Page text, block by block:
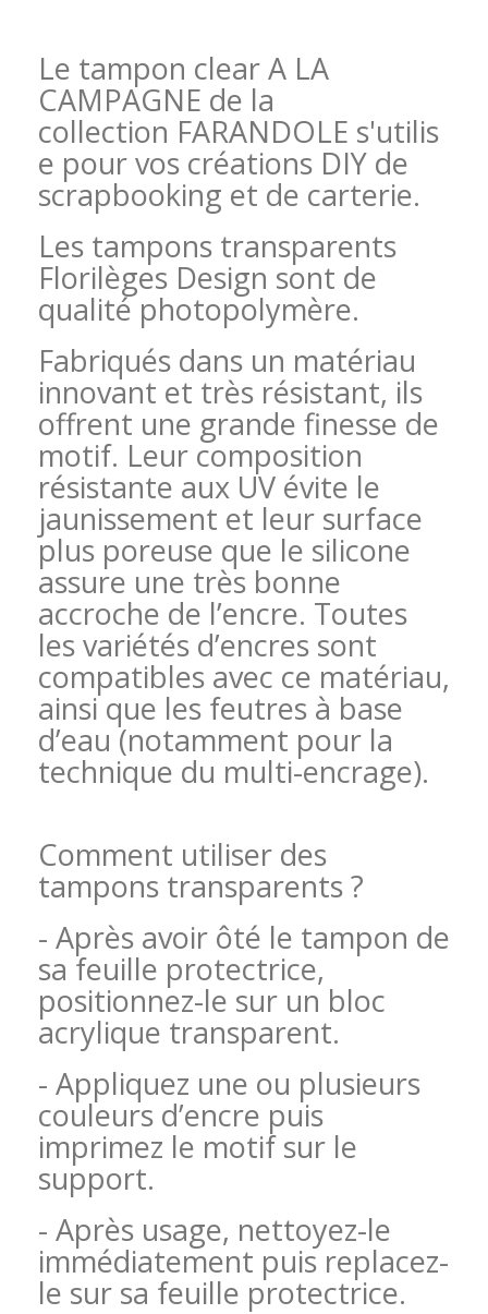
Le tampon clear A LA
CAMPAGNE de la
collection FARANDOLE s'utilis
e pour vos créations DIY de
scrapbooking et de carterie.
Les tampons transparents
Florilèges Design sont de
qualité photopolymère.
Fabriqués dans un matériau
innovant et très résistant, ils
offrent une grande finesse de
motif. Leur composition
résistante aux UV évite le
jaunissement et leur surface
plus poreuse que le silicone
assure une très bonne
accroche de l’encre. Toutes
les variétés d’encres sont
compatibles avec ce matériau,
ainsi que les feutres à base
d’eau (notamment pour la
technique du multi-encrage).
Comment utiliser des
tampons transparents ?
- Après avoir ôté le tampon de
sa feuille protectrice,
positionnez-le sur un bloc
acrylique transparent.
- Appliquez une ou plusieurs
couleurs d’encre puis
imprimez le motif sur le
support.
- Après usage, nettoyez-le
immédiatement puis replacez-
le sur sa feuille protectrice.